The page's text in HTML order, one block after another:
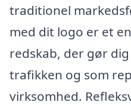
traditionel
med dit logo er et
redskab, der gør
trafikken og som
virksomhed.